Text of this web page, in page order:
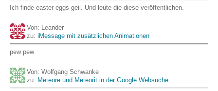
Ich finde easter eggs geil. Und leute die diese veröffentlichen.
Von: Leander
zu: iMessage mit zusätzlichen Animationen
pew pew
Von: Wolfgang Schwanke
zu: Meteore und Meteorit in der Google Websuche